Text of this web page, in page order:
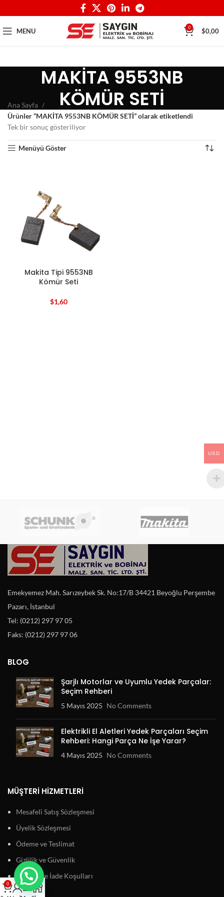
MENU 0 $0,00
MAKİTA 9553NB
KÖMÜR SETİ
Ana Sayfa
Ürünler “MAKİTA 9553NB KÖMÜR SETİ” olarak etiketlendi
Tek bir sonuç gösteriliyor
Menüyü Göster
Makita Tipi 9553NB
Kömür Seti
$1,60
Emekyemez Mah. Sarızeybek Sk. No:17/B 34421 Beyoğlu Perşembe
Pazarı, İstanbul
Tel: (0212) 297 97 05
Faks: (0212) 297 97 06
BLOG
Şarjlı Motorlar ve Uyumlu Yedek Parçalar:
Seçim Rehberi
5 Mayıs 2025 No Comments
Elektrikli El Aletleri Yedek Parçaları Seçim
Rehberi: Hangi Parça Ne İşe Yarar?
4 Mayıs 2025 No Comments
MÜŞTERI HIZMETLERI
Mesafeli Satış Sözleşmesi
Üyelik Sözleşmesi
Ödeme ve Teslimat
Gizlilik ve Güvenlik
Garanti ve İade Koşulları
USD
0